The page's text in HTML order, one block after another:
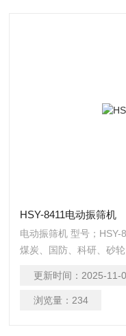
HSY-8411电动振筛机
电动振筛机 型号；HSY-
煤炭、国防、科研、砂
更新时间： 2025-11-
浏览量： 234